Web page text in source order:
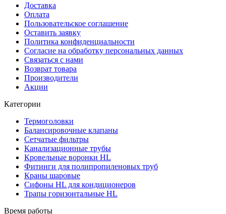
Доставка
Оплата
Пользовательское соглашение
Оставить заявку
Политика конфиденциальности
Согласие на обработку персональных данных
Связаться с нами
Возврат товара
Производители
Акции
Категории
Термоголовки
Балансировочные клапаны
Сетчатые фильтры
Канализационные трубы
Кровельные воронки HL
Фитинги для полипропиленовых труб
Краны шаровые
Сифоны HL для кондиционеров
Трапы горизонтальные HL
Время работы